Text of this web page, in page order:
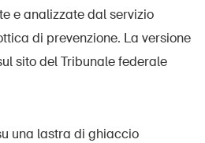
e Comuni
e analizzate dal servizio
di prevenzione. La versione
sito del Tribunale federale
una lastra di ghiaccio